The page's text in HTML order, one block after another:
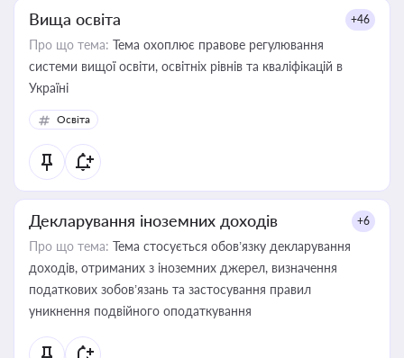
Вища освіта +46
Про що тема: Тема охоплює правове регулювання
системи вищої освіти, освітніх рівнів та кваліфікацій в
Україні
Освіта
Декларування іноземних доходів +6
Про що тема: Тема стосується обов’язку декларування
доходів, отриманих з іноземних джерел, визначення
податкових зобов’язань та застосування правил
уникнення подвійного оподаткування